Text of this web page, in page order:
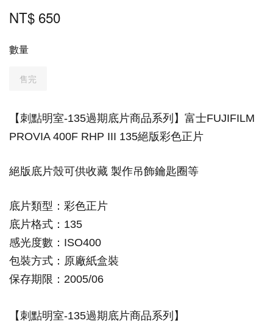
NT$ 650
數量
售完
【刺點明室-135過期底片商品系列】 富士FUJIFILM
PROVIA 400F RHP III 135絕版彩色正片
絕版底片殼可供收藏 製作吊飾鑰匙圈等
底片類型 ： 彩色正片
底片格式 ： 135
感光度數 ： ISO400
包裝方式 ： 原廠紙盒裝
保存期限 ： 2005/06
【刺點明室-135過期底片商品系列】